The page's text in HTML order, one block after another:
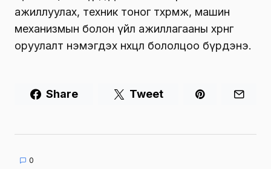
ажиллуулах, техник тоног төхөөрөмж, машин
механизмын болон үйл ажиллагааны хөрөнгө
оруулалт нэмэгдэх нөхцөл бололцоо бүрдэнэ.
Share Tweet
0